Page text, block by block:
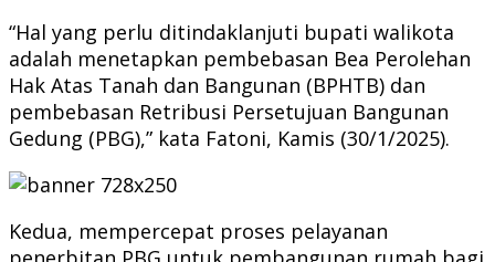
“Hal yang perlu ditindaklanjuti bupati walikota
adalah menetapkan pembebasan Bea Perolehan
Hak Atas Tanah dan Bangunan (BPHTB) dan
pembebasan Retribusi Persetujuan Bangunan
Gedung (PBG),” kata Fatoni, Kamis (30/1/2025).
Kedua, mempercepat proses pelayanan